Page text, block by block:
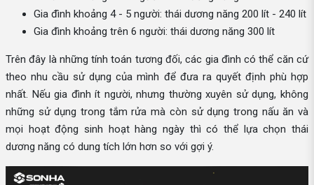
Gia đình khoảng 4 - 5 người: thái dương năng 200 lít - 240 lít
Gia đình khoảng trên 6 người: thái dương năng 300 lít
Trên đây là những tính toán tương đối, các gia đình có thể căn cứ
theo nhu cầu sử dụng của mình để đưa ra quyết định phù hợp
nhất. Nếu gia đình ít người, nhưng thường xuyên sử dụng, không
những sử dụng trong tắm rửa mà còn sử dụng trong nấu ăn và
mọi hoạt động sinh hoạt hàng ngày thì có thể lựa chọn thái
dương năng có dung tích lớn hơn so với gợi ý.